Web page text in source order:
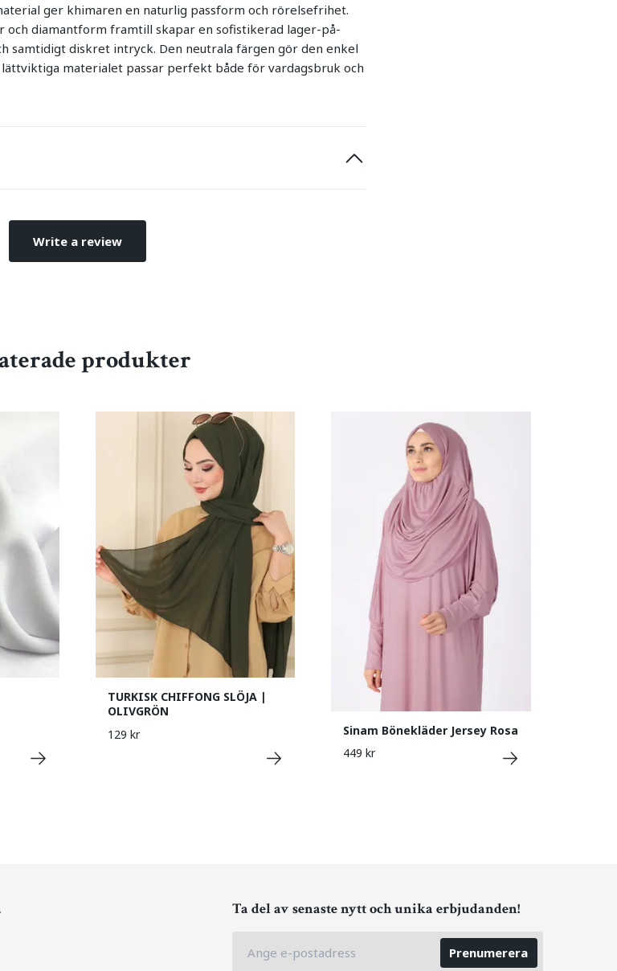
ger khimaren en naturlig passform och rörelsefrihet.
och diamantform framtill skapar en sofistikerad lager-på-
samtidigt diskret intryck. Den neutrala färgen gör den enkel
materialet passar perfekt både för vardagsbruk och
Write a review
produkter
TURKISK CHIFFONG SLÖJA |
OLIVGRÖN
129 kr
Sinam Bönekläder Jersey Rosa
449 kr
Ta del av senaste nytt och unika erbjudanden!
Prenumerera